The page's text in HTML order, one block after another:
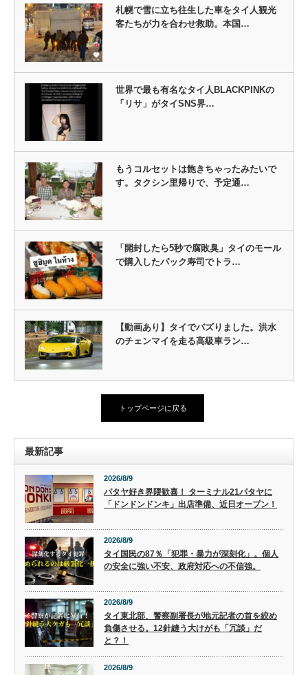
札幌で雪に立ち往生した車をタイ人観光
客たちが力を合わせ救助。本国…
世界で最も有名なタイ人BLACKPINKの
「リサ」がタイSNS界…
もうコルセットは飽きちゃったみたいで
す。タクシン里帰りで、予定通…
「開封したら5秒で腐敗臭」タイのモール
で購入したパック寿司でトラ…
【動画あり】タイでバズりました。洪水
のチェンマイを走る高級車ラン…
トップページに戻る
最新記事
2026/8/9
パタヤ好き界隈歓喜！ ターミナル21パタヤに
「ドンドンドンキ」出店準備、近日オープン！
2026/8/9
タイ国民の87％「犯罪・暴力が深刻化」。個人
の安全に強い不安、政府対応への不信強。
2026/8/9
タイ東北部、警察副署長が地元記者の首を絞め
負傷させる。12針縫う大けがも「冗談」だ
と？！
2026/8/9